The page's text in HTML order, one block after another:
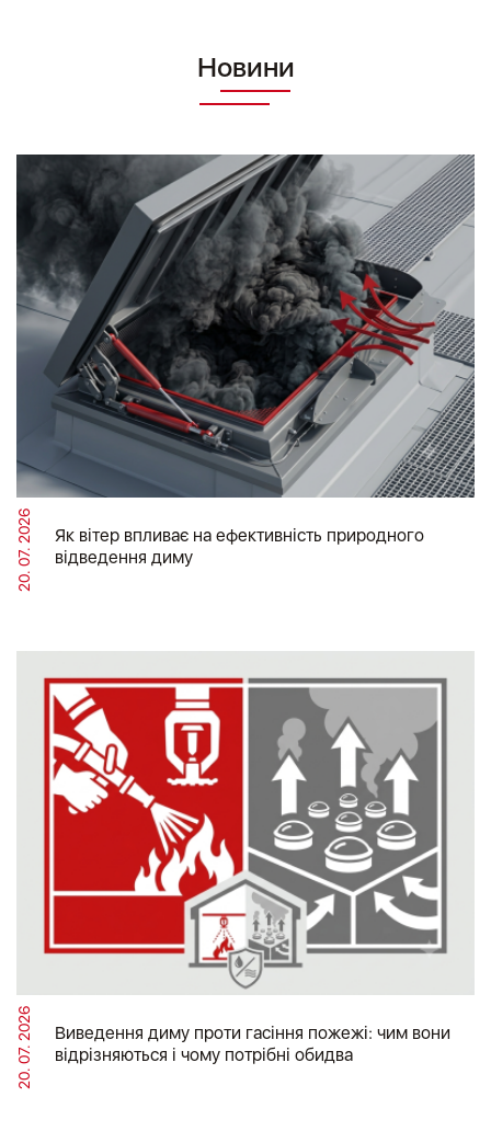
Новини
20. 07. 2026
Як вітер впливає на ефективність природного
відведення диму
20. 07. 2026
Виведення диму проти гасіння пожежі: чим вони
відрізняються і чому потрібні обидва